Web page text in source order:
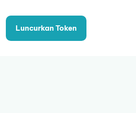
Luncurkan Token